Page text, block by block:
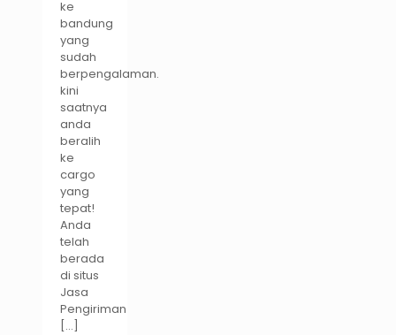
ke
bandung
yang
sudah
berpengalaman.
kini
saatnya
anda
beralih
ke
cargo
yang
tepat!
Anda
telah
berada
di situs
Jasa
Pengiriman
[…]